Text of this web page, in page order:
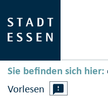
Sie befinden sich hier:
Vorlesen